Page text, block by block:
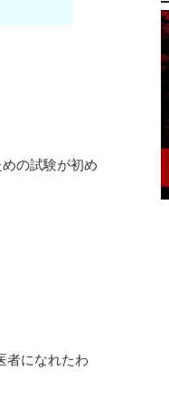
の試験が初め
者になれたわ